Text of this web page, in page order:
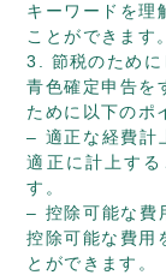
キーワードを理
ことができます。
3. 節税のために
青色確定申告を
ために以下のポ
– 適正な経費計
適正に計上す
す。
– 控除可能な費
控除可能な費用
とができます。